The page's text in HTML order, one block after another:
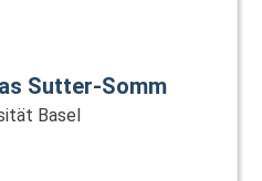
Sutter-Somm
Basel